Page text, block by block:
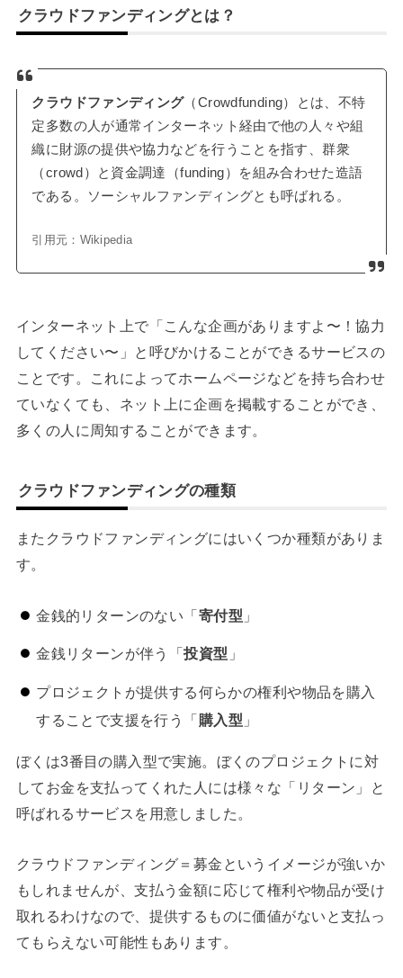
クラウドファンディングとは？
クラウドファンディング（Crowdfunding）とは、不特
定多数の人が通常インターネット経由で他の人々や組
織に財源の提供や協力などを行うことを指す、群衆
（crowd）と資金調達（funding）を組み合わせた造語
である 。ソーシャルファンディングとも呼ばれる 。
引用元：Wikipedia
インターネット上で「こんな企画がありますよ〜！協力
してください〜」と呼びかけることができるサービスの
ことです。これによってホームページなどを持ち合わせ
ていなくても、ネット上に企画を掲載することができ、
多くの人に周知することができます。
クラウドファンディングの種類
またクラウドファンディングにはいくつか種類がありま
す。
金銭的リターンのない「寄付型 」
金銭リターンが伴う「投資型 」
プロジェクトが提供する何らかの権利や物品を購入
することで支援を行う「購入型 」
ぼくは3番目の購入型で実施。ぼくのプロジェクトに対
してお金を支払ってくれた人には様々な「リターン」と
呼ばれるサービスを用意しました。
クラウドファンディング＝募金というイメージが強いか
もしれませんが、支払う金額に応じて権利や物品が受け
取れるわけなので、提供するものに価値がないと支払っ
てもらえない可能性もあります。